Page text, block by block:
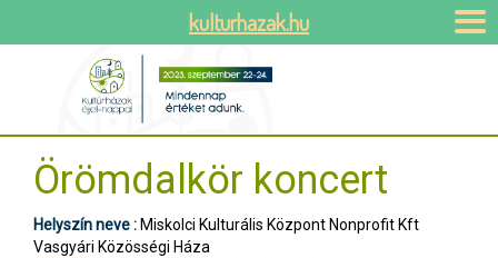
Örömdalkör koncert
Helyszín neve : Miskolci Kulturális Központ Nonprofit Kft
Vasgyári Közösségi Háza
kulturhazak.hu